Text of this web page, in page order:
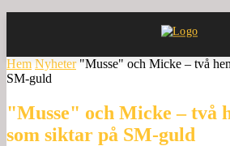
Hem Nyheter "Musse" och Micke – två
SM-guld
"Musse" och Micke – två
som siktar på SM-guld